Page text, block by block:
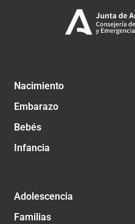
Nacimiento
Embarazo
Bebés
Infancia
Adolescencia
Familias